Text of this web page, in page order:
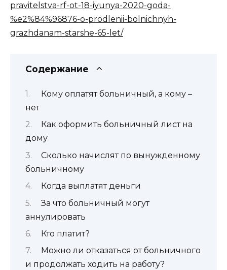
pravitelstva-rf-ot-18-iyunya-2020-goda-
%e2%84%96876-o-prodlenii-bolnichnyh-
grazhdanam-starshe-65-let/
Содержание
Кому оплатят больничный, а кому –
нет
Как оформить больничный лист на
дому
Сколько начислят по вынужденному
больничному
Когда выплатят деньги
За что больничный могут
аннулировать
Кто платит?
Можно ли отказаться от больничного
и продолжать ходить на работу?